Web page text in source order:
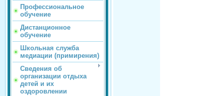
Профессиональное
обучение
Дистанционное
обучение
Школьная служба
медиации (примирения)
Сведения об
организации отдыха
детей и их
оздоровлении